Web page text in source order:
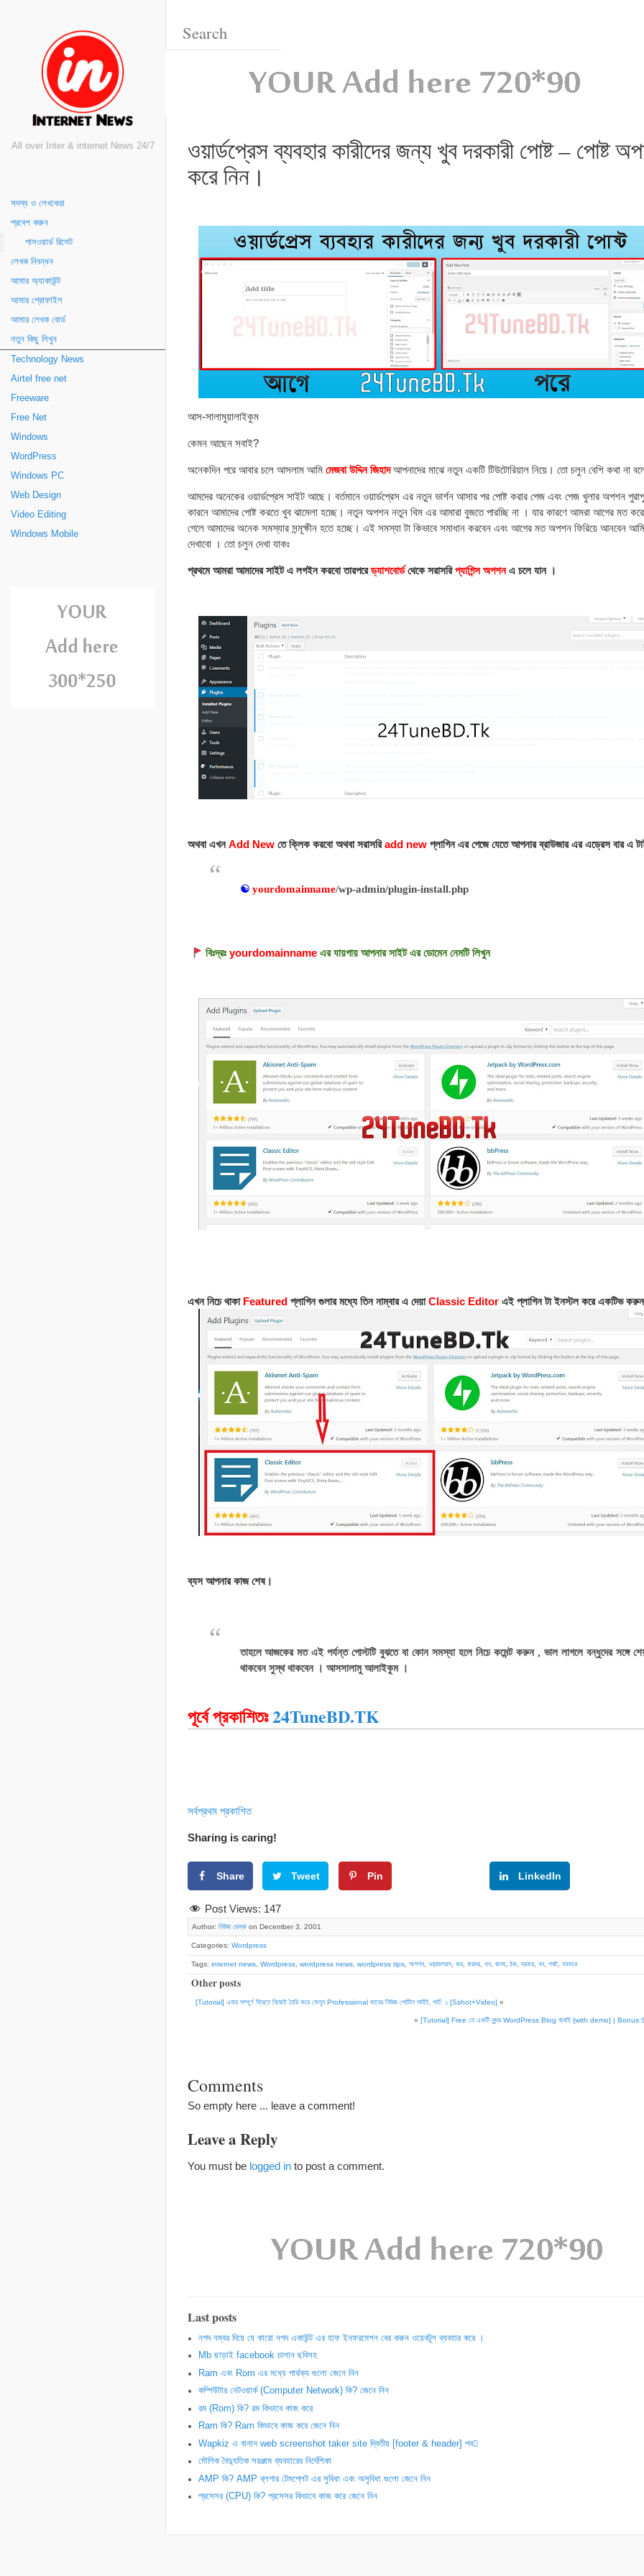
All over Inter & internet News 24/7
সদস্য ও লেখকেরা
প্রবেশ করুন
পাসওয়ার্ড রিসেট
লেখক নিবন্ধন
আমার অ্যাকাউন্ট
আমার প্রোফাইল
আমার লেখক বোর্ড
নতুন কিছু লিখুন
Technology News
Airtel free net
Freeware
Free Net
Windows
WordPress
Windows PC
Web Design
Video Editing
Windows Mobile
ওয়ার্ডপ্রেস ব্যবহার কারীদের জন্য খুব দরকারী পোষ্ট – পোষ্ট
করে নিন।
আস-সালামুয়ালাইকুম
কেমন আছেন সবাই?
অনেকদিন পরে আবার চলে আসলাম আমি মেজবা উদ্দিন জিহাদআপনাদের মাঝে নতুন একটি টিউটোরিয়াল নিয়ে। তো চলুন বেশি কথা না
আমদের অনেকের ওয়ার্ডপ্রেস সাইট আছে। বর্তমানে ওয়ার্ডপ্রেস এর নতুন ভার্শন আসার পর পোষ্ট করার পেজ এবং পেজ খুলার অপশন
কারনে আমাদের পোষ্ট করতে খুব ঝামেলা হচ্ছে। নতুন অপশন নতুন থিম এর আমারা বুজতে পারচ্ছি না । যার কারণে আমরা আগের মত করে
গেলে আমাদের অনেক সমস্যার সন্মূক্ষীন হতে হচ্ছে। এই সমস্যা টা কিভাবে সমাধান করবেন এবং আগের মত অপশন ফিরিয়ে আনবেন
দেখাবো । তো চলুন দেখা যাকঃ
প্রথমে আমরা আমাদের সাইট এ লগইন করবো তারপরেড্যাশবোর্ডথেকে সরাসরিপ্যাগিন্স অপশনএ চলে যান ।
অথবা এখনAdd New তে ক্লিক করবো অথবা সরাসরিadd new প্লাগিন এর পেজে যেতে আপনার ব্রাউজার এর এড্রেস বার এ
☯ yourdomainname/wp-admin/plugin-install.php
বিঃদ্রঃ yourdomainnameএর যায়গায় আপনার সাইট এর ডোমেন নেমটি লিখুন
এখন নিচে থাকা Featured প্লাগিন গুলার মধ্যে তিন নাম্বার এ দেয়াClassic Editor এই প্লাগিন টা ইনস্টল করে একটিভ
ব্যস আপনার কাজ শেষ।
তাহলে আজকের মত এই পর্যন্ত পোস্টটি বুঝতে বা কোন সমস্যা হলে নিচে কমেন্ট করুন , ভাল লাগলে বন্ধুদের সঙ্গে
থাকবেন সুস্থ থাকবেন । আসসালামু আলাইকুম ।
পূর্বে প্রকাশিতঃ24TuneBD.TK
সর্বপ্রথম প্রকাশিত
Sharing is caring!
Share Tweet Pin LinkedIn
Post Views: 147
Author: নিউজ ডেস্ক on December 3, 2001
Categories: Wordpress
Tags: internet news Wordpress wordpress news wordpress tips অপশন, ওয়রডপরস কর করদর খব জনয, ঠক ,দরকর নন, পষট বযবহর
Other posts
[Tutorial] এবার সম্পুর্ণ ফ্রিতে নিজেই তৈরি করে ফেলুন Professional মানের নিউজ পোর্টাল সাইট, পার্ট: ১ [Sshot+Video] «
» [Tutorial] Free তে একটি সুন্দর WordPress Blog বানাই {with demo} |
Comments
So empty here ... leave a comment!
Leave a Reply
You must be logged in to post a comment.
Last posts
নগদ নম্বর দিয়ে যে কারো নগদ একাউন্ট এর হাফ ইনফরমেশন বের করুন ওয়েবটুল ব্যবহার করে ।
Mb ছাড়াই facebook চালান ছবিসহ
Ram এবং Rom এর মধ্যে পার্থক্য গুলো জেনে নিন
কম্পিউটার নেটওয়ার্ক (Computer Network) কি? জেনে নিন
রম (Rom) কি? রম কিভাবে কাজ করে
Ram কি? Ram কিভাবে কাজ করে জেনে নিন
Wapkiz এ বানান web screenshot taker site দ্বিতীয় [footer & header] পব
মৌলিক বৈদ্যুতিক সরঞ্জাম ব্যবহারের নির্দেশিকা
AMP কি? AMP ব্লগার টেমপ্লেট এর সুবিধা এবং অসুবিধা গুলো জেনে নিন
প্রসেসর (CPU) কি? প্রসেসর কিভাবে কাজ করে জেনে নিন